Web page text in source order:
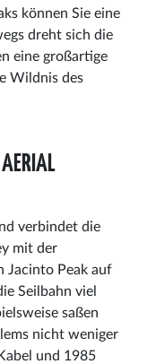
können Sie eine
dreht sich die
eine großartige
Wildnis des
AERIAL
verbindet die
mit der
Jacinto Peak auf
Seilbahn viel
saßen
nicht weniger
und 1985